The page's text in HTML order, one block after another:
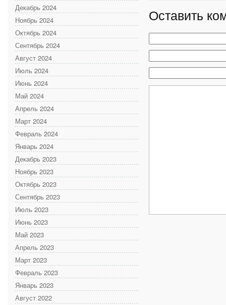
Декабрь 2024
Ноябрь 2024
Октябрь 2024
Сентябрь 2024
Август 2024
Июль 2024
Июнь 2024
Май 2024
Апрель 2024
Март 2024
Февраль 2024
Январь 2024
Декабрь 2023
Ноябрь 2023
Октябрь 2023
Сентябрь 2023
Июль 2023
Июнь 2023
Май 2023
Апрель 2023
Март 2023
Февраль 2023
Январь 2023
Август 2022
Оставить